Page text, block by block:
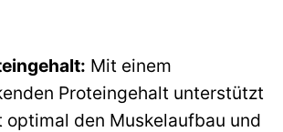
Mit einem
Proteingehalt unterstützt
optimal den Muskelaufbau und